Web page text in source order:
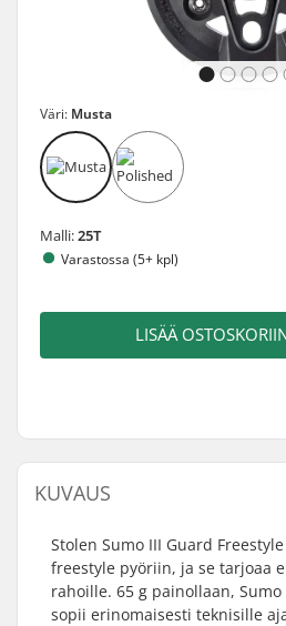
Väri: Musta
Malli:25T
Varastossa (5+ kpl)
LISÄÄ
KUVAUS
Stolen Sumo III Guard
freestyle pyöriin, ja se tarjoaa
rahoille. 65 g painollaan,
sopii erinomaisesti teknisille